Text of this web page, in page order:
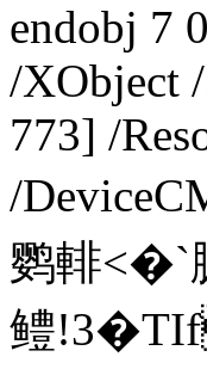
endobj 7
/XObject
773] /
/
鹦輫
鳢